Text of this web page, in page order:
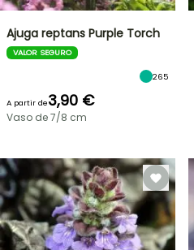
Ajuga reptans Purple Torch
VALOR SEGURO
265
A partir de3,90 €
Vaso de 7/8 cm